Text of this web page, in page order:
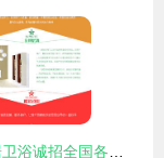
沈阳家诗居卫浴诚招全国各县级市代理商，携手共赢品质生活新空间